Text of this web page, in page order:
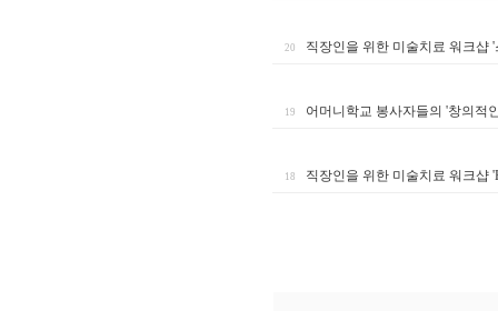
20 직장인을 위한 미술치료 워크샵
19 어머니학교 봉사자들의 '창의적
18 직장인을 위한 미술치료 워크샵